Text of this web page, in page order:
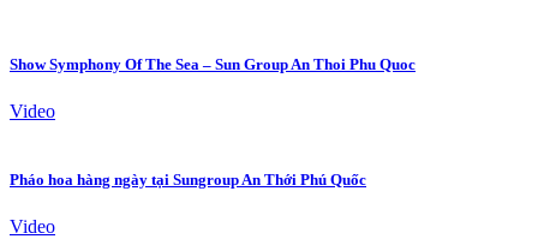
Show Symphony Of The Sea – Sun Group An Thoi Phu Quoc
Video
Pháo hoa hàng ngày tại Sungroup An Thới Phú Quốc
Video